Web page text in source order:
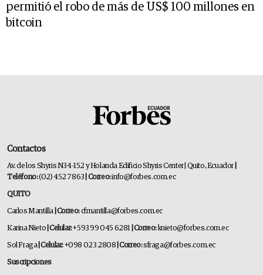
permitió el robo de más de US$ 100 millones en
bitcoin
Contactos
Av. de los Shyris N34-152 y Holanda Edificio Shyris Center | Quito, Ecuador
Teléfono:(02) 452 7863 | Correo:info@forbes.com.ec
QUITO
Carlos Mantilla | Correo:cfmantilla@forbes.com.ec
Karina Nieto | Celular:+593 99 045 6281 | Correo:knieto@forbes.com.ec
Sol Fraga| Celular:+098 023 2808 | Correo:sfraga@forbes.com.ec
Suscripciones